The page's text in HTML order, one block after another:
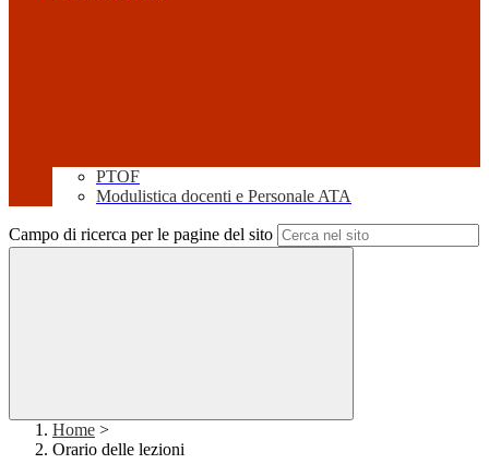
PTOF
Modulistica docenti e Personale ATA
Campo di ricerca per le pagine del sito
Home >
Orario delle lezioni